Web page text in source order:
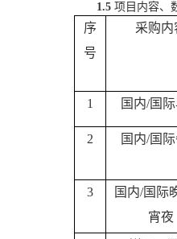
1.5 项目 内容、
序
号
采购内
1 国内/国
2 国内/国
3 国内/国际
宵夜